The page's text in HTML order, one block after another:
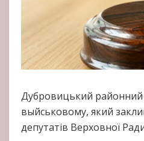
Дубровицький районний
выйськовому, який
депутатів Верховної